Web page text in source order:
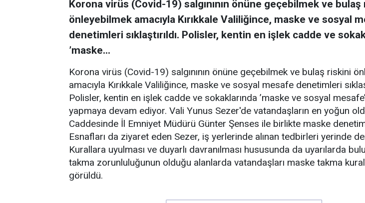
Korona virüs (Covid-19) salgınının önüne geçebilmek ve bulaş
önleyebilmek amacıyla Kırıkkale Valiliğince, maske ve sosyal
denetimleri sıklaştırıldı. Polisler, kentin en işlek cadde ve
’maske...
Korona virüs (Covid-19) salgınının önüne geçebilmek ve bulaş riskini
amacıyla Kırıkkale Valiliğince, maske ve sosyal mesafe denetimleri
Polisler, kentin en işlek cadde ve sokaklarında ’maske ve sosyal
yapmaya devam ediyor. Vali Yunus Sezer'de vatandaşların en yoğun
Caddesinde İl Emniyet Müdürü Günter Şenses ile birlikte maske
Esnafları da ziyaret eden Sezer, iş yerlerinde alınan tedbirleri yerinde
Kurallara uyulması ve duyarlı davranılması hususunda da uyarılarda
takma zorunluluğunun olduğu alanlarda vatandaşları maske takma
görüldü.